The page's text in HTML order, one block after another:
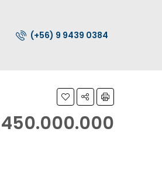
(+56) 9 9439 0384